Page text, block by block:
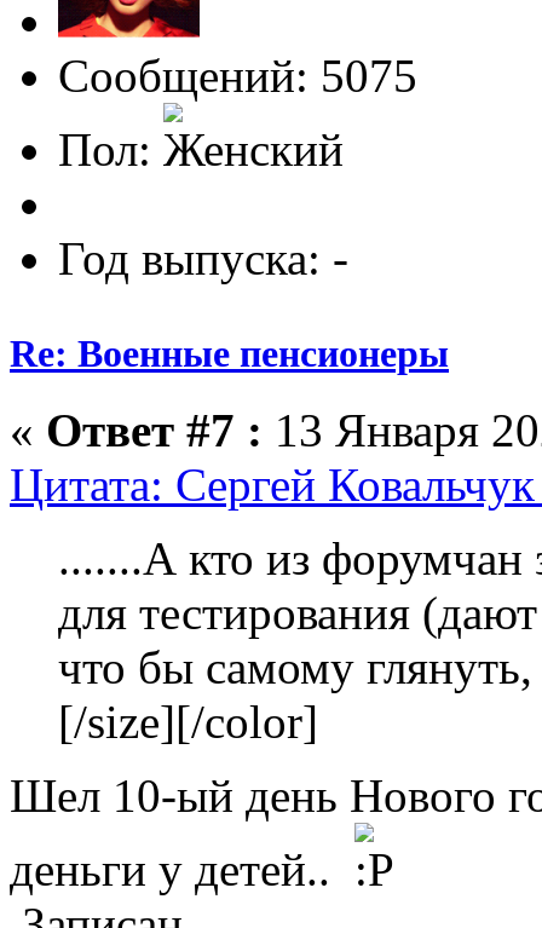
Сообщений: 5075
Пол:
Год выпуска: -
Re: Военные пенсионеры
« Ответ #7 : 13 Января
Цитата: Сергей
.......А кто из форумчан
для тестирования
что бы самому
[/size][/color]
Шел 10-ый день Нового
деньги у детей..